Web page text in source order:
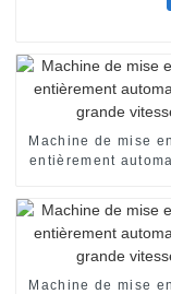
Machine de mise
entièrement
Machine de mise